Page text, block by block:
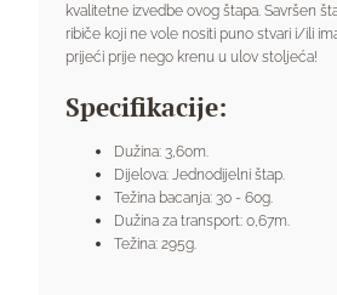
kvalitetne izvedbe ovog štapa. Savršen
ribiče koji ne vole nositi puno stvari i/ili
prijeći prije nego krenu u ulov stoljeća!
Specifikacije:
Dužina: 3,60m.
Dijelova: Jednodijelni štap.
Težina bacanja: 30 - 60g.
Dužina za transport: 0,67m.
Težina: 295g.